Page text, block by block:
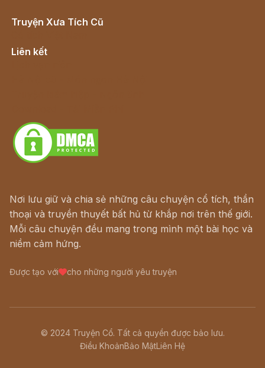
Truyện Xưa Tích Cũ
Liên kết
Nơi lưu giữ và chia sẻ những câu chuyện cổ tích, thần
thoại và truyền thuyết bất hủ từ khắp nơi trên thế giới.
Mỗi câu chuyện đều mang trong mình một bài học và
niềm cảm hứng.
Được tạo với cho những người yêu truyện
© 2024 Truyện Cổ. Tất cả quyền được bảo lưu.
Điều KhoảnBảo MậtLiên Hệ